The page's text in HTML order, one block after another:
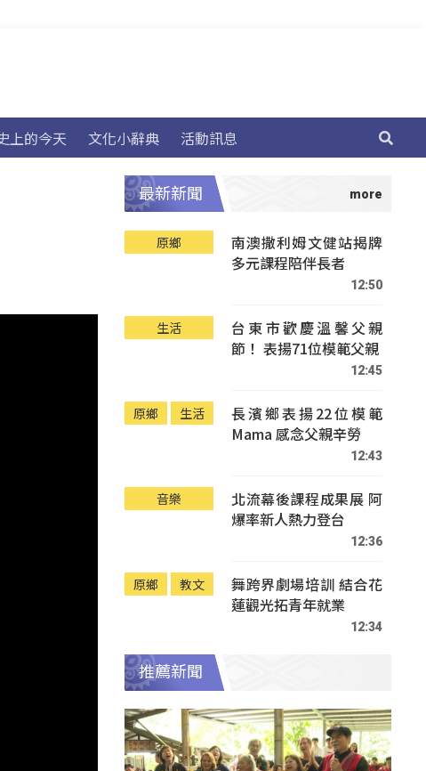
上的今天 文化小辭典 活動訊息
最新新聞
原鄉
南澳撒利姆文健站揭牌
多元課程陪伴長者
12:50
生活
台東市歡慶溫馨父親
節！ 表揚71位模範父親
12:45
原鄉 生活
長濱鄉表揚22位模範
Mama 感念父親辛勞
12:43
音樂
北流幕後課程成果展 阿
爆率新人熱力登台
12:36
原鄉 教文
舞跨界劇場培訓 結合花
蓮觀光拓青年就業
12:34
推薦新聞